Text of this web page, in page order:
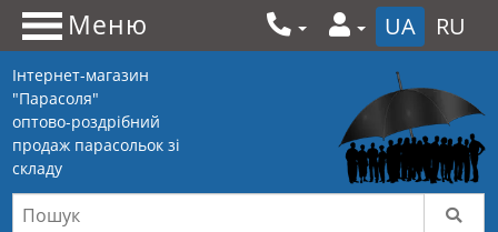
Меню UA RU
Інтернет-магазин
"Парасоля"
оптово-роздрібний
продаж парасольок зі
складу